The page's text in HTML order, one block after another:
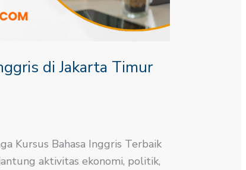
di Jakarta Timur
Kursus Bahasa Inggris Terbaik
aktivitas ekonomi, politik,